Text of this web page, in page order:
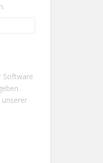
Software